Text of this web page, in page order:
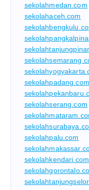
sekolahmedan.com
sekolahaceh.com
sekolahpadang.com
sekolahserang.com
sekolahpalu.com
sekolahkendari.com